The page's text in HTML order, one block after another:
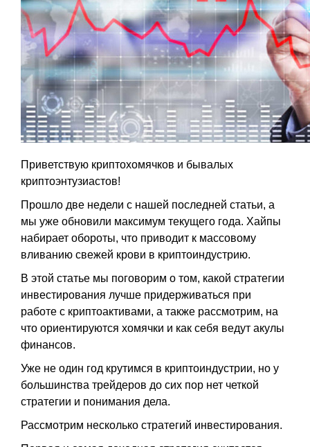
Приветствую криптохомячков и бывалых
криптоэнтузиастов!
Прошло две недели с нашей последней статьи, а
мы уже обновили максимум текущего года. Хайпы
набирает обороты, что приводит к массовому
вливанию свежей крови в криптоиндустрию.
В этой статье мы поговорим о том, какой стратегии
инвестирования лучше придерживаться при
работе с криптоактивами, а также рассмотрим, на
что ориентируются хомячки и как себя ведут акулы
финансов.
Уже не один год крутимся в криптоиндустрии, но у
большинства трейдеров до сих пор нет четкой
стратегии и понимания дела.
Рассмотрим несколько стратегий инвестирования.